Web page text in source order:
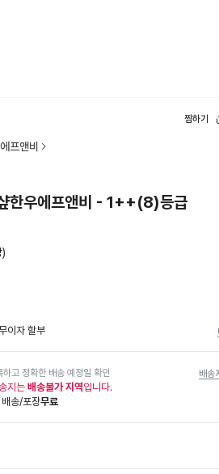
찜하기
프앤비
한우에프앤비 - 1++(8)등급
이자 할부
하고 정확한 배송 예정일 확인 배송
지는 배송불가 지역입니다.
배송/포장무료